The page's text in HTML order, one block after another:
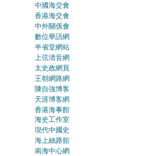
中國海交會
香港海交會
中外關係會
數位華語網
半省堂網站
上弦清音網
太史政網頁
王朝網路網
陳自強博客
天涯博客網
香港海事館
海史工作室
現代中國史
海上絲路舘
南海中心網